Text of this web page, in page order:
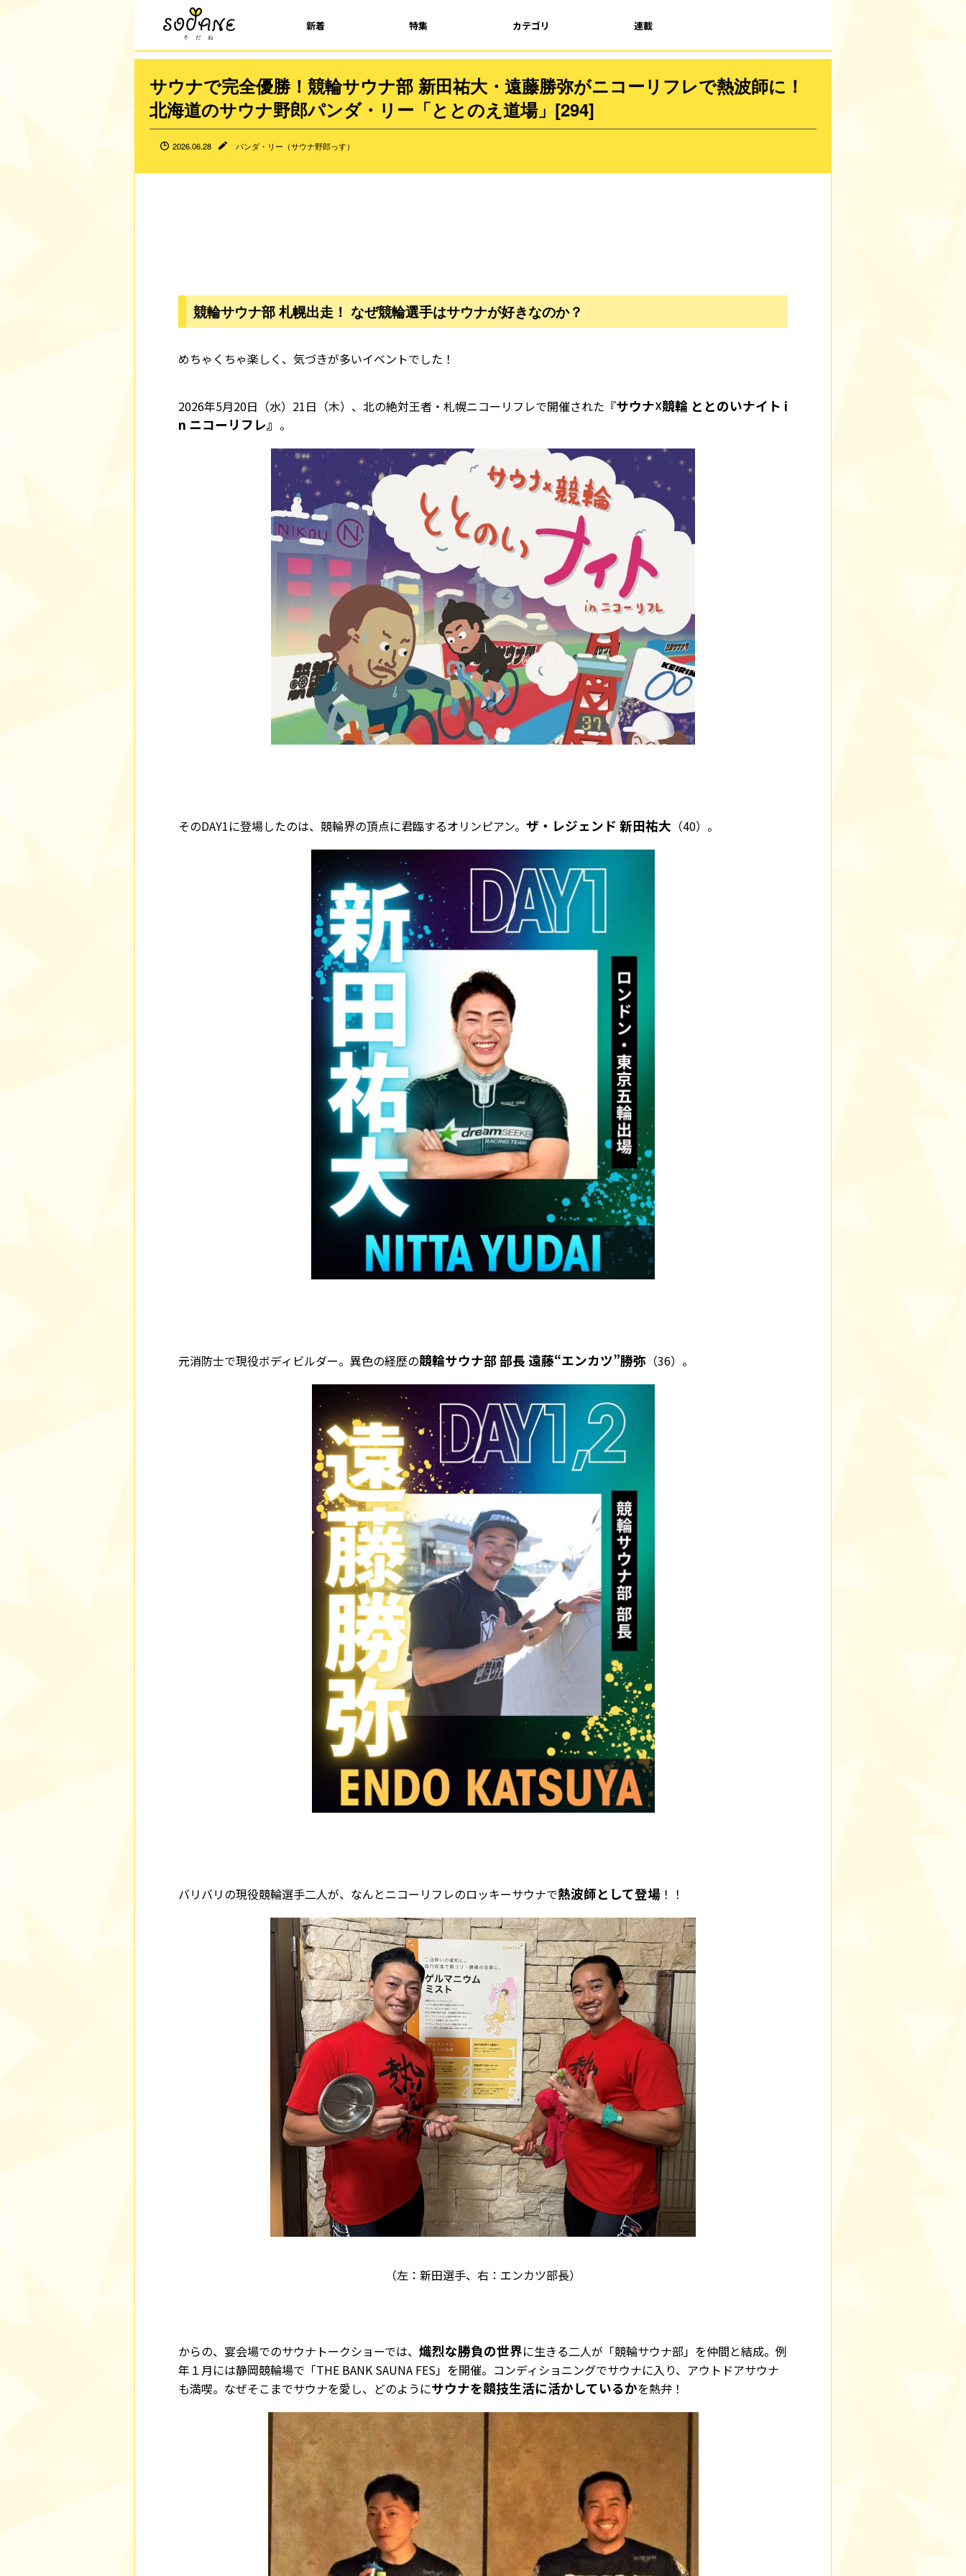
新着 特集 カテゴリ 連載
サウナで完全優勝！競輪サウナ部 新田祐大・遠藤勝弥がニコーリフレで熱波師に！
北海道のサウナ野郎パンダ・リー「ととのえ道場」[294]
2026.06.28 パンダ・リー（サウナ野郎っす）
競輪サウナ部 札幌出走！ なぜ競輪選手はサウナが好きなのか？
めちゃくちゃ楽しく、気づきが多いイベントでした！
2026年5月20日（水）21日（木）、北の絶対王者・札幌ニコーリフレで開催された『サウナ☓競輪 ととのいナイト i
n ニコーリフレ』 。
そのDAY1に登場したのは、競輪界の頂点に君臨するオリンピアン。 ザ・レジェンド 新田祐大 （40）。
元消防士で現役ボディビルダー。異色の経歴の競輪サウナ部 部長 遠藤“エンカツ”勝弥 （36）。
バリバリの現役競輪選手二人が、なんとニコーリフレのロッキーサウナで熱波師として登場 ！！
（左：新田選手、右：エンカツ部長）
からの、宴会場でのサウナトークショーでは、 熾烈な勝負の世界に生きる二人が「競輪サウナ部」を仲間と結成。例
年１月には静岡競輪場で「THE BANK SAUNA FES」を開催。コンディショニングでサウナに入り、アウトドアサウナ
も満喫。なぜそこまでサウナを愛し、どのようにサウナを競技生活に活かしているかを熱弁！